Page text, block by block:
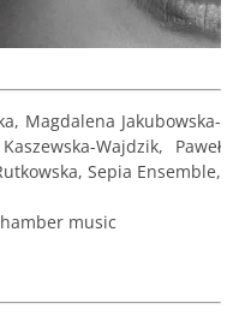
Magdalena Jakubowska-
Wajdzik, Paweł
Sepia Ensemble,
music